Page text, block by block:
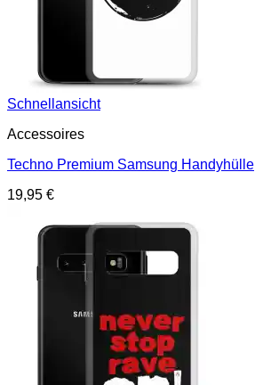
Schnellansicht
Accessoires
Techno Premium Samsung Handyhülle
19,95 €